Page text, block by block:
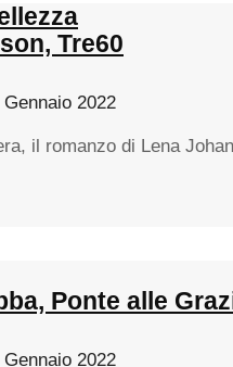
Tre60
Gennaio 2022
il romanzo di Lena
Ponte alle
Gennaio 2022